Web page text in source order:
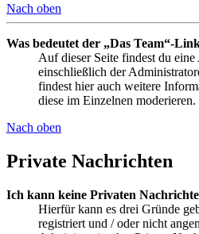
Nach oben
Was bedeutet der „Das Team“-
Auf dieser Seite findest du
einschließlich der
findest hier auch weitere
diese im Einzelnen moderieren.
Nach oben
Private Nachrichten
Ich kann keine Privaten
Hierfür kann es drei Gründe
registriert und / oder nicht